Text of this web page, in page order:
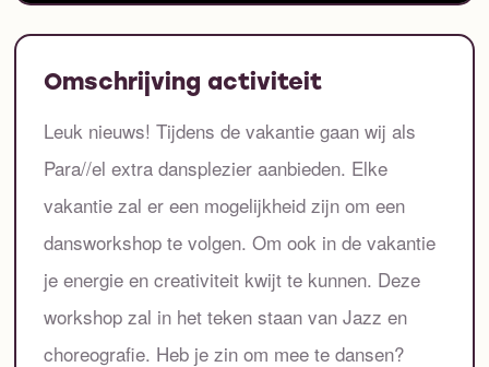
Omschrijving activiteit
Leuk nieuws! Tijdens de vakantie gaan wij als
Para//el extra dansplezier aanbieden. Elke
vakantie zal er een mogelijkheid zijn om een
dansworkshop te volgen. Om ook in de vakantie
je energie en creativiteit kwijt te kunnen. Deze
workshop zal in het teken staan van Jazz en
choreografie. Heb je zin om mee te dansen?